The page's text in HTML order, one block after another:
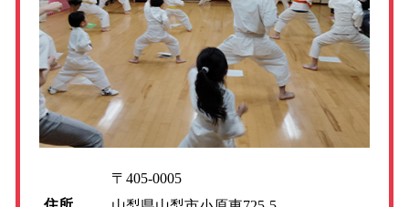
〒405-0005